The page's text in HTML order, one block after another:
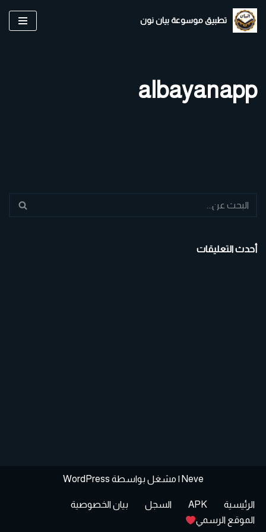
تخطى
تطبيق موسوعة بيان نون
albayanapp
أحدث التعليقات
Neve | مشغل بواسطة WordPress
الرئيسية APK السجل
بيان الخصوصية
الموقع الرسمي